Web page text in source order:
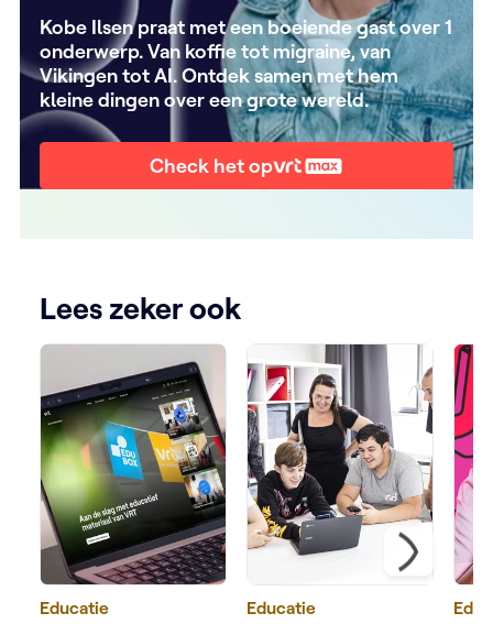
Kobe Ilsen praat met een boeiende gast over 1
onderwerp. Van koffie tot migraine, van
Vikingen tot AI. Ontdek samen met hem
kleine dingen over een grote wereld.
Check het op
Lees zeker ook
Educatie Educatie